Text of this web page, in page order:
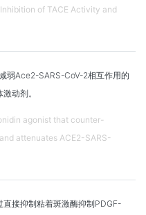
of TACE Activity and
弱Ace2-SARS-CoV-2相互作用的
动剂。
agonist that counter-
attenuates ACE2-SARS-
接抑制粘着斑激酶抑制PDGF-